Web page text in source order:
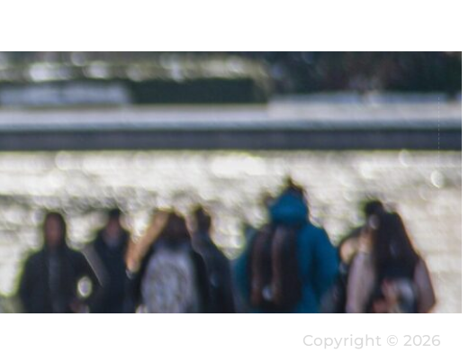
Copyright © 2026